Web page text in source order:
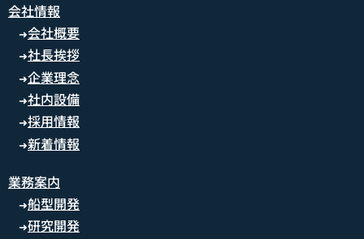
会社情報
➜会社概要
➜社長挨拶
➜企業理念
➜社内設備
➜採用情報
➜新着情報
業務案内
➜船型開発
➜研究開発